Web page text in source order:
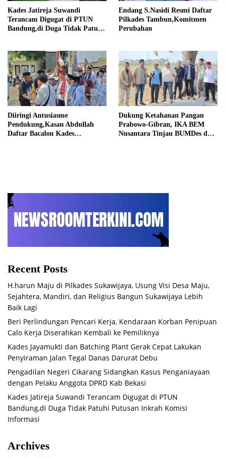
Kades Jatireja Suwandi
Terancam Digugat di PTUN
Bandung,di Duga Tidak Patuhi
Endang S.Nasidi Resmi Daftar
Pilkades Tambun,Komitmen
Perubahan
Diiringi Antusiasme
Pendukung,Kasan Abdullah
Daftar Bacalon Kades
Dukung Ketahanan Pangan
Prabowo-Gibran, IKA BEM
Nusantara Tinjau BUMDes dan
Recent Posts
H.harun Maju di Pilkades Sukawijaya, Usung Visi Desa Maju,
Sejahtera, Mandiri, dan Religius Bangun Sukawijaya Lebih
Baik Lagi
Beri Perlindungan Pencari Kerja, Kendaraan Korban Penipuan
Calo Kerja Diserahkan Kembali ke Pemiliknya
Kades Jayamukti dan Batching Plant Gerak Cepat Lakukan
Penyiraman Jalan Tegal Danas Darurat Debu
Pengadilan Negeri Cikarang Sidangkan Kasus Penganiayaan
dengan Pelaku Anggota DPRD Kab Bekasi
Kades Jatireja Suwandi Terancam Digugat di PTUN
Bandung,di Duga Tidak Patuhi Putusan Inkrah Komisi
Informasi
Archives